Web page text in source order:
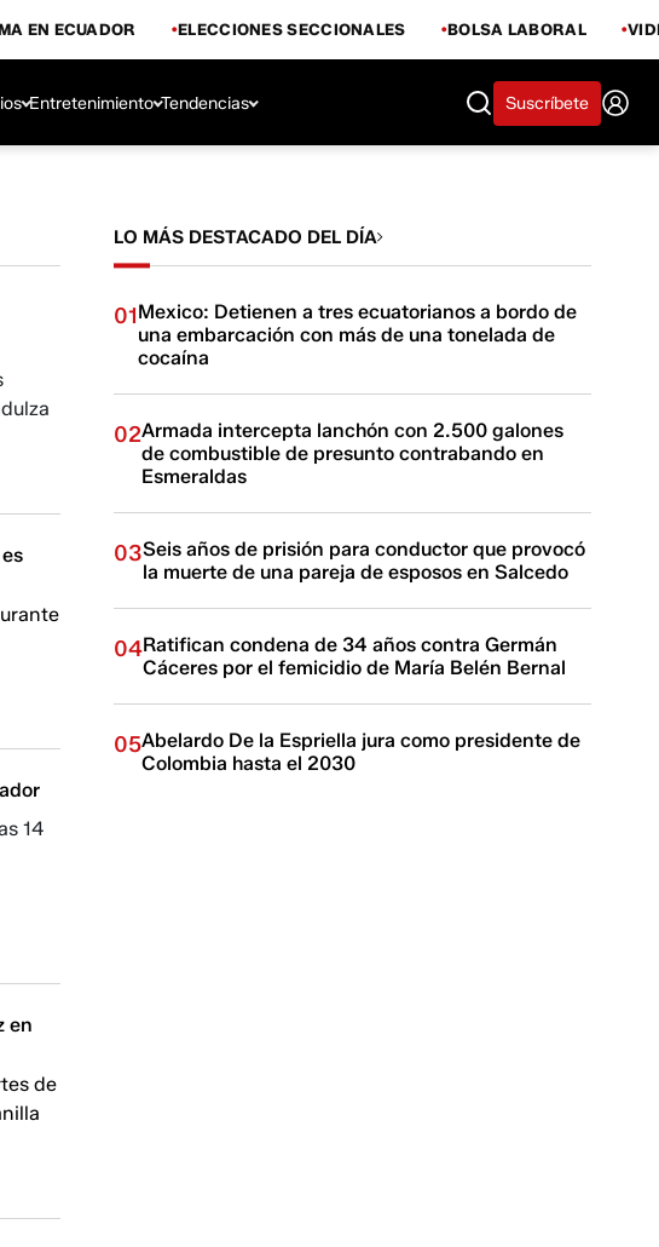
EN ECUADOR ELECCIONES SECCIONALES BOLSA LABORAL
Entretenimiento Tendencias Suscríbete
14
en
de
LO MÁS DESTACADO DEL DÍA
01Mexico: Detienen a tres ecuatorianos a bordo de
una embarcación con más de una tonelada de
cocaína
02Armada intercepta lanchón con 2.500 galones
de combustible de presunto contrabando en
Esmeraldas
03Seis años de prisión para conductor que provocó
la muerte de una pareja de esposos en Salcedo
04Ratifican condena de 34 años contra Germán
Cáceres por el femicidio de María Belén Bernal
05Abelardo De la Espriella jura como presidente de
Colombia hasta el 2030